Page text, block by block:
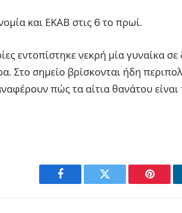
και ΕΚΑΒ στις 6 το πρωί.
εντοπίστηκε νεκρή μία γυναίκα σε
Στο σημείο βρίσκονται ήδη
πώς τα αίτια θανάτου είναι
Facebook Twitter